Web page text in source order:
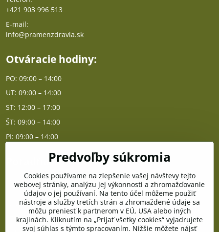
+421 903 996 513
E-mail:
info@pramenzdravia.sk
Otváracie hodiny:
PO: 09:00 – 14:00
UT: 09:00 – 14:00
ST: 12:00 – 17:00
ŠT: 09:00 – 14:00
PI: 09:00 – 14:00
PO - PIA od 10:00 do 14:00
Telefón poradňa:
+421 903 996 513
E-mail:
Predvoľby súkromia
Cookies používame na zlepšenie vašej návštevy tejto
webovej stránky, analýzu jej výkonnosti a zhromažďovanie
údajov o jej používaní. Na tento účel môžeme použiť
nástroje a služby tretích strán a zhromaždené údaje sa
môžu preniesť k partnerom v EÚ, USA alebo iných
krajinách. Kliknutím na „Prijať všetky cookies“ vyjadrujete
svoj súhlas s týmto spracovaním. Nižšie môžete nájsť